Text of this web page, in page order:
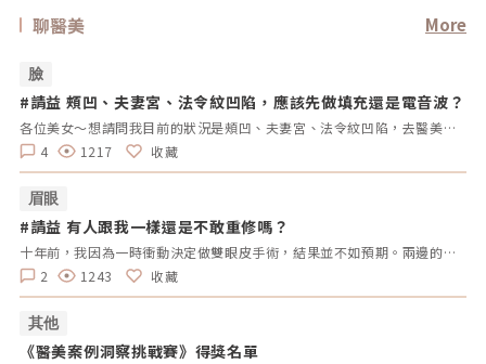
聊醫美 More
臉
#請益 頰凹、夫妻宮、法令紋凹陷，應該先做填充還是電音波？
各位美女～想請問我目前的狀況是頰凹、夫妻宮、法令紋凹陷，去醫美診所諮詢，他是建議我電音波也要做，但療程下來要20萬左右，目前最困擾的是法令紋>頰凹>夫妻宮是先填充完再打電波嗎？還是先打電波再填充呢～～Â
4
1217 收藏
眉眼
#請益 有人跟我一樣還是不敢重修嗎？
十年前，我因為一時衝動決定做雙眼皮手術，結果並不如預期。兩邊的效果不對稱，一邊提了眼肌，一邊沒有。當時醫生說割寬一點會比較好看，但十年過去了，腫脹雖然消了，可是眼皮開始下垂，又讓我動了重修的念頭。但每次想到重修的風險、可能的失敗，以及花費，我就遲遲不敢行動。尤其看到一些人分享重修失敗的經驗，真的讓人害怕。現在的我，既想改善，又擔心失敗後會更加自卑。我很好奇，有沒有其他人也曾經面臨過類似的困擾？是什麼讓你們猶豫不決？是風險、費用，還是其他原因？這樣的修改方式更為自然，邀請大家分享自己的經歷和想法，而不是直接要求他們回答特定的問題。這樣可以讓討論更為自由和友好。
2
1243 收藏
其他
《醫美案例洞察挑戰賽》得獎名單